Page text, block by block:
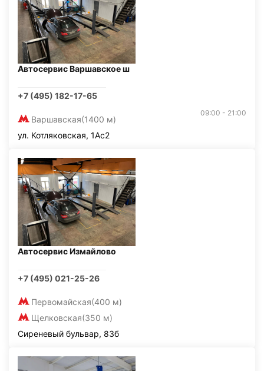
Автосервис Варшавское ш
+7 (495) 182-17-65
Варшавская(1400 м)
09:00 - 21:00
ул. Котляковская, 1Ас2
Автосервис Измайлово
+7 (495) 021-25-26
Первомайская(400 м)
Щелковская(350 м)
Сиреневый бульвар, 83б